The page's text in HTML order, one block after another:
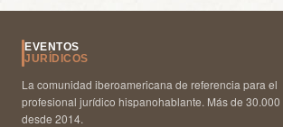
EVENTOS
JURÍDICOS
La comunidad iberoamericana de referencia para el
profesional jurídico hispanohablante. Más de 30.000
desde 2014.